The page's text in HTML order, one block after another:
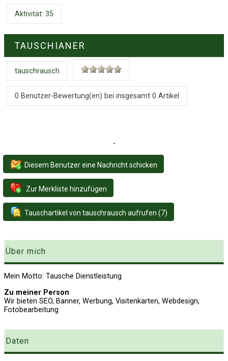
Aktivität: 35
TAUSCHIANER
tauschrausch
0 Benutzer-Bewertung(en) bei insgesamt 0 Artikel
-
Diesem Benutzer eine Nachricht schicken
Zur Merkliste hinzufügen
Tauschartikel von tauschrausch aufrufen (7)
Über mich
Mein Motto: Tausche Dienstleistung
Zu meiner Person
Wir bieten SEO, Banner, Werbung, Visitenkarten, Webdesign,
Fotobearbeitung
Daten